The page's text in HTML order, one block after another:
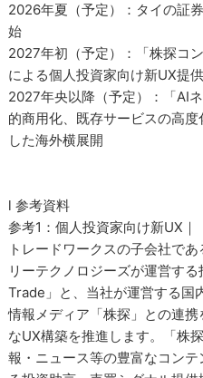
2026年夏（予定）：タイの証
始
2027年初（予定）：「株探コ
による個人投資家向け新UX提
2027年央以降（予定）：「AI
的商用化、既存サービスの高
した海外横展開
l 参考資料
参考1：個人投資家向け新UX｜
トレードワークスの子会社で
リーテクノロジーズが運営す
Trade」と、当社が運営する国
情報メディア「株探」との連
なUX構築を推進します。「株
報・ニュース等の豊富なコン